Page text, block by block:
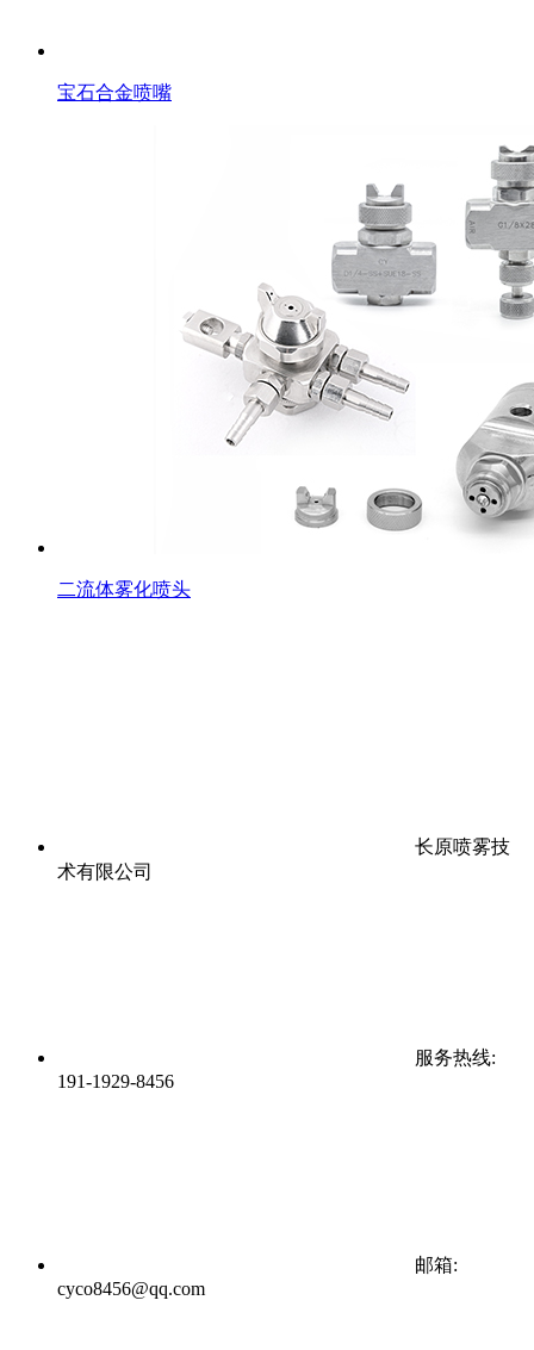
宝石合金喷嘴
二流体雾化喷头
长原喷雾技
术有限公司
服务热线:
191-1929-8456
邮箱:
cyco8456@qq.com